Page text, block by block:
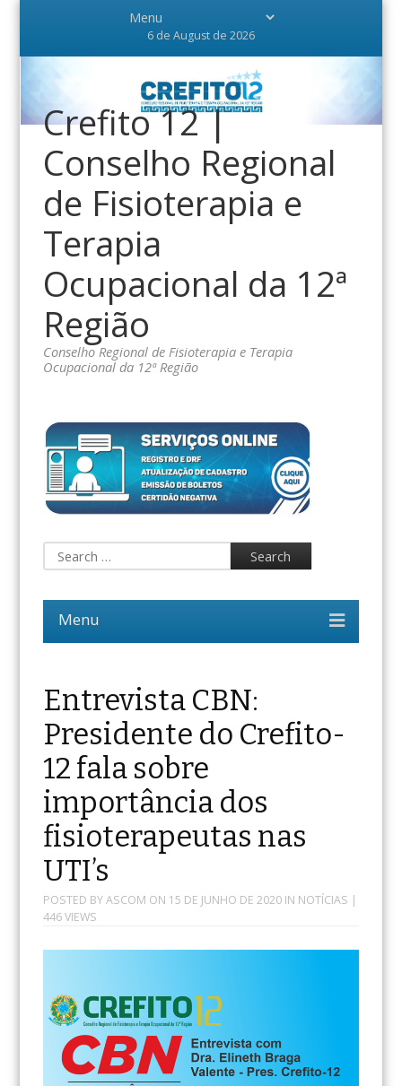
6 de August de 2026
Crefito 12 |
Conselho Regional
de Fisioterapia e
Terapia
Ocupacional da 12ª
Região
Conselho Regional de Fisioterapia e Terapia
Ocupacional da 12ª Região
Entrevista CBN:
Presidente do Crefito-
12 fala sobre
importância dos
fisioterapeutas nas
UTI’s
POSTED BYASCOM ON 15 DE JUNHO DE 2020IN NOTÍCIAS |
446 VIEWS